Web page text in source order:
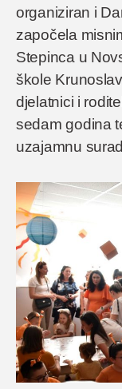
organiziran i
započela
Stepinca u
škole
djelatnici i
sedam godina
uzajamnu